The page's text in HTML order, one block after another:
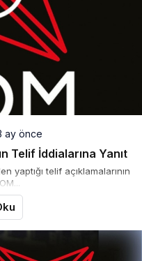
ay önce
Telif İddialarına Yanıt
yaptığı telif açıklamalarının